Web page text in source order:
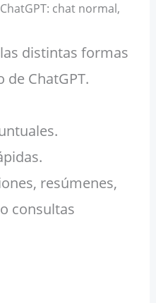
chat normal,
distintas formas
ChatGPT.
resúmenes,
consultas